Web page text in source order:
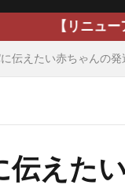
ーアル】HSS型
伝えたい赤ちゃんの
伝えた